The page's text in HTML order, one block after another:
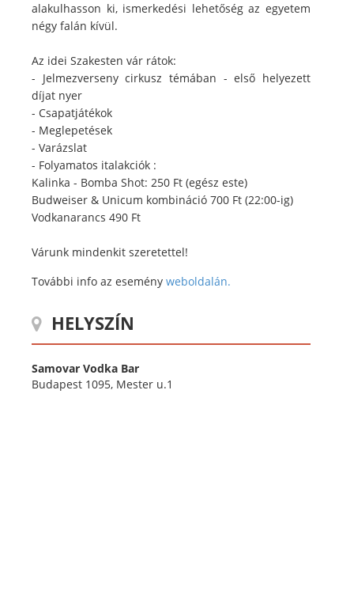
alakulhasson ki, ismerkedési lehetőség az egyetem
négy falán kívül.
Az idei Szakesten vár rátok:
- Jelmezverseny cirkusz témában - első helyezett
díjat nyer
- Csapatjátékok
- Meglepetések
- Varázslat
- Folyamatos italakciók :
Kalinka - Bomba Shot: 250 Ft (egész este)
Budweiser & Unicum kombináció 700 Ft (22:00-ig)
Vodkanarancs 490 Ft
Várunk mindenkit szeretettel!
További info az esemény weboldalán.
HELYSZÍN
Samovar Vodka Bar
Budapest 1095, Mester u.1